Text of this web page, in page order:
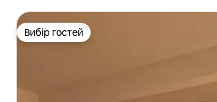
Вибір гостей
Вибір гостей